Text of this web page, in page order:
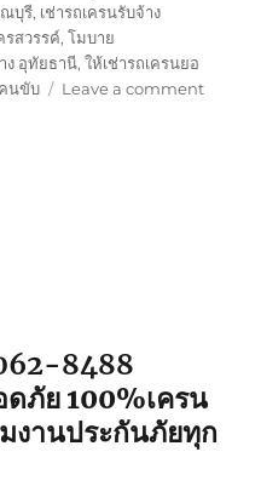
ณบุรี, เช่ารถเครนรับจ้าง
รสวรรค์,โมบาย
ง อุทัยธานี,ให้เช่ารถเครนยอ
นขับ Leave a commenton
8488
ดภัย 100%เครน
งานประกันภัยทุก